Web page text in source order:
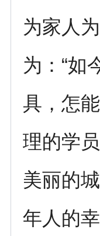
为家人
为：“如
具，怎
理的学
美丽的
年人的